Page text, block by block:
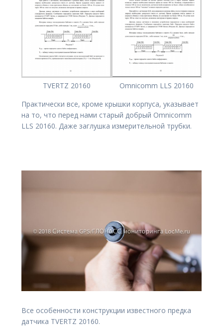
TVERTZ 20160
Omnicomm LLS 20160
Практически все, кроме крышки корпуса, указывает
на то, что перед нами старый добрый Omnicomm
LLS 20160. Даже заглушка измерительной трубки.
Все особенности конструкции известного предка
датчика TVERTZ 20160.